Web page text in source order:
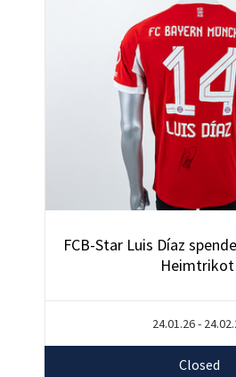
FCB-Star Luis Díaz
24.01.26 -
Closed